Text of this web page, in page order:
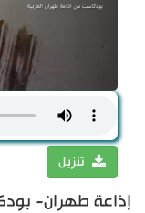
تنزيل
إذاعة طهران-